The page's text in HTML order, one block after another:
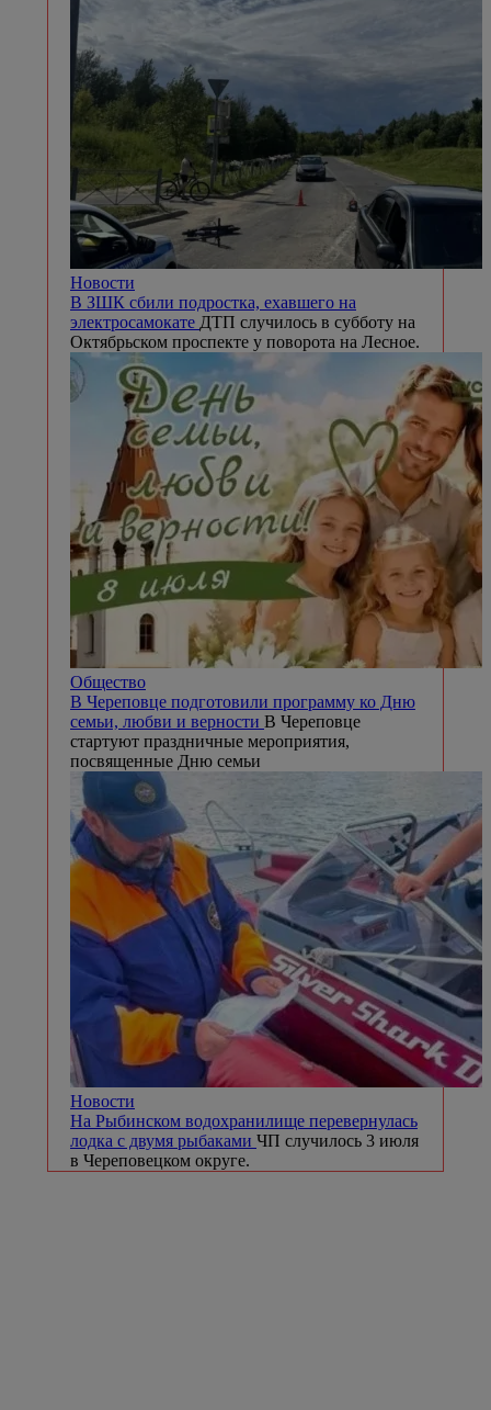
Новости
В ЗШК сбили подростка, ехавшего на
электросамокате ДТП случилось в субботу на
Октябрьском проспекте у поворота на Лесное.
Общество
В Череповце подготовили программу ко Дню
семьи, любви и верности В Череповце
стартуют праздничные мероприятия,
посвященные Дню семьи
Новости
На Рыбинском водохранилище перевернулась
лодка с двумя рыбаками ЧП случилось 3 июля
в Череповецком округе.